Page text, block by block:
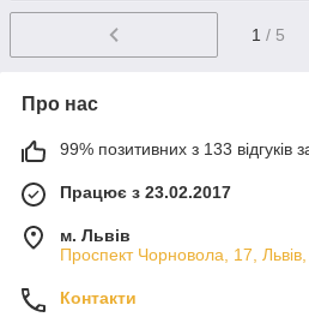
1 / 5
Про нас
99% позитивних з 133 відгуків
Працює з 23.02.2017
м. Львів
Проспект Чорновола, 17, Львів,
Контакти